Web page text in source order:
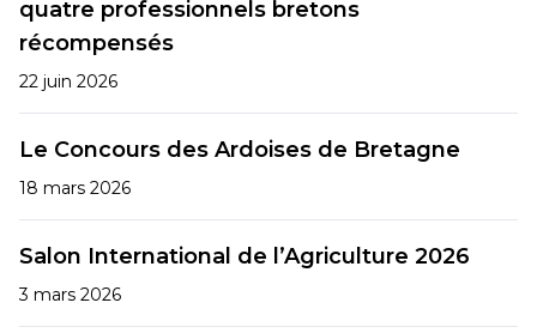
quatre professionnels bretons
récompensés
22 juin 2026
Le Concours des Ardoises de Bretagne
18 mars 2026
Salon International de l’Agriculture 2026
3 mars 2026